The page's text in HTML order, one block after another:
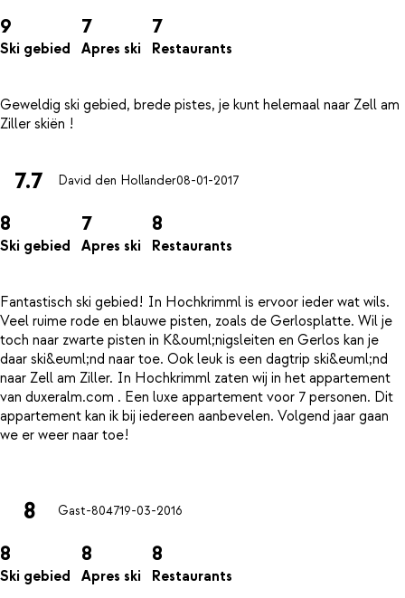
9
Ski gebied
7
Apres ski
7
Restaurants
Geweldig ski gebied, brede pistes, je kunt helemaal naar Zell am
7.7 David den Hollander08-01-2017
8
Ski gebied
7
Apres ski
8
Restaurants
Fantastisch ski gebied! In Hochkrimml is ervoor ieder wat wils.
Veel ruime rode en blauwe pisten, zoals de Gerlosplatte. Wil je
toch naar zwarte pisten in K&ouml;nigsleiten en Gerlos kan je
daar ski&euml;nd naar toe. Ook leuk is een dagtrip ski&euml;nd
naar Zell am Ziller. In Hochkrimml zaten wij in het appartement
van duxeralm.com . Een luxe appartement voor 7 personen. Dit
appartement kan ik bij iedereen aanbevelen. Volgend jaar gaan
we er weer naar toe!
8 Gast-804719-03-2016
8
Ski gebied
8
Apres ski
8
Restaurants